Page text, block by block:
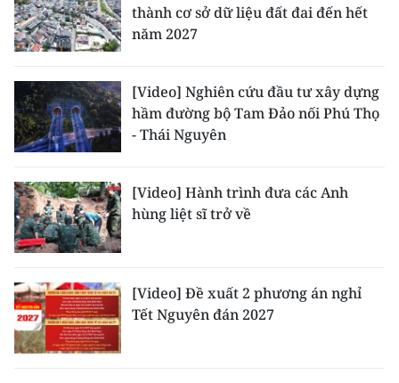
Media Khoa học - Công nghệ
Media Môi trường
Ảnh
Infographic
TIN MỚI
TIN ĐỊA PHƯƠNG
Đồng bằng sông Hồng
Bắc Trung Bộ
thành cơ sở dữ liệu đất đai đến hết
năm 2027
[Video] Nghiên cứu đầu tư xây dựng
hầm đường bộ Tam Đảo nối Phú Thọ
- Thái Nguyên
[Video] Hành trình đưa các Anh
hùng liệt sĩ trở về
[Video] Đề xuất 2 phương án nghỉ
Tết Nguyên đán 2027